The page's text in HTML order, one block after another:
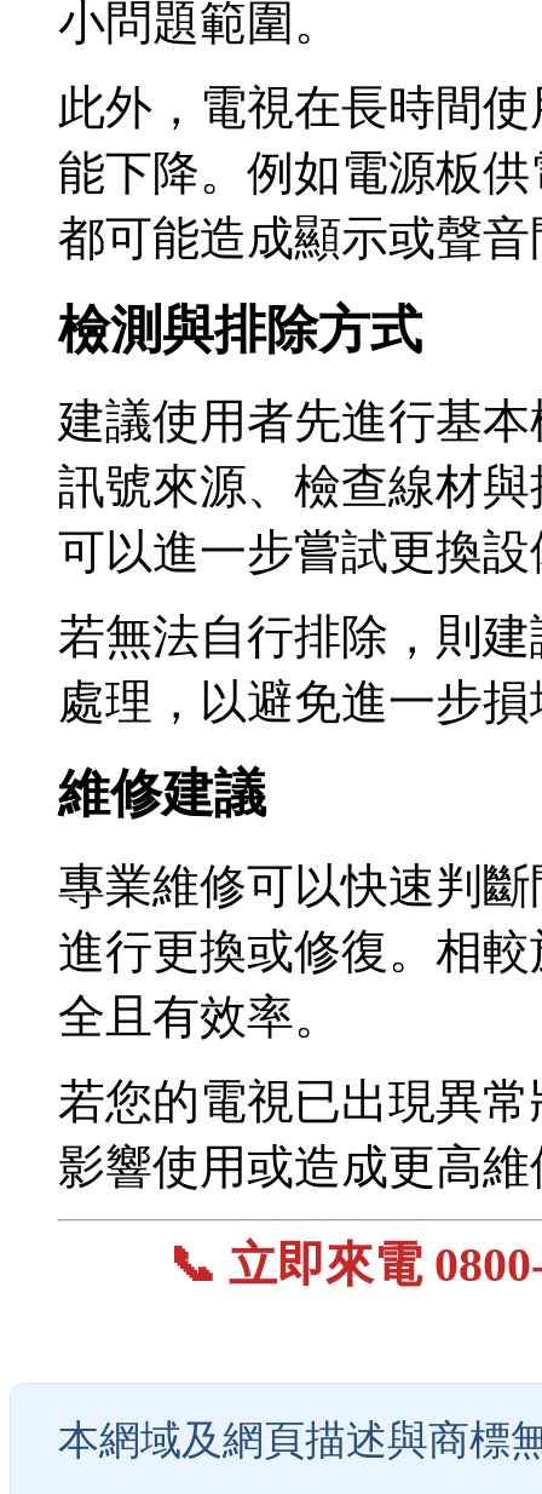
小問題範圍。
此外，電視在長時間
能下降。例如電源板
都可能造成顯示或聲
檢測與排除方式
建議使用者先進行基
訊號來源、檢查線材
可以進一步嘗試更換
若無法自行排除，則
處理，以避免進一步
維修建議
專業維修可以快速判
進行更換或修復。相
全且有效率。
若您的電視已出現異
影響使用或造成更高
📞 立即來電
本網域及網頁描述與商標